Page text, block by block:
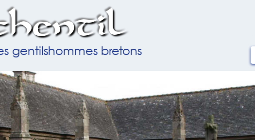
gentilshommes bretons